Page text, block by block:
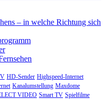
– in welche Richtung sich
HD-Sender Highspeed-Internet
Kanalumstellung Maxdome
VIDEO Smart TV Spielfilme